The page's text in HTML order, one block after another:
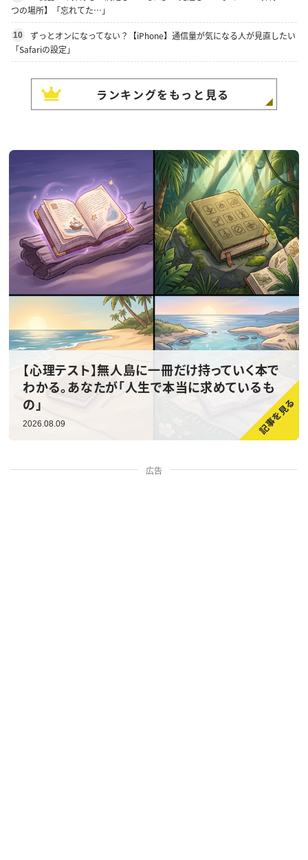
つの場所】「忘れてた…」
10
ずっとオンになってない？【iPhone】通信量が気になる人が見直したい
「Safariの設定」
ランキングをもっと見る
【心理テスト】無人島に一冊だけ持っていく本で
わかる。あなたが「人生で本当に求めているも
の」
2026.08.09
広告